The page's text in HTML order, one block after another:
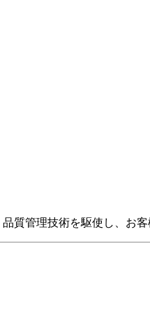
質管理技術を駆使し、お